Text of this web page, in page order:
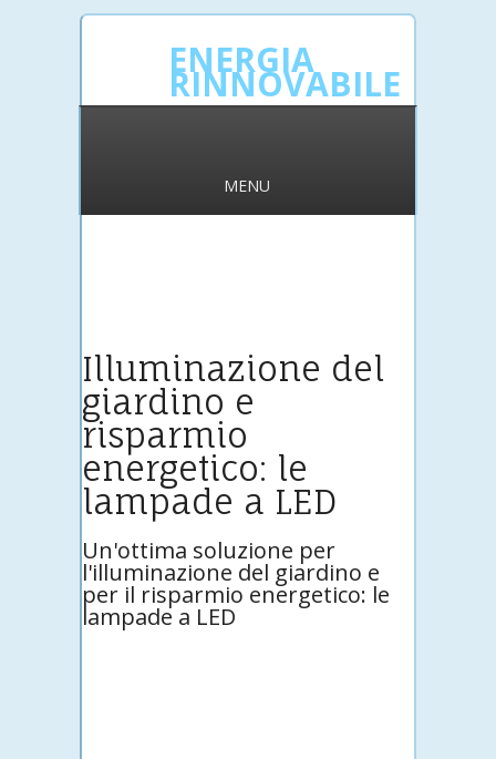
ENERGIA
RINNOVABILE
MENU
Illuminazione del
giardino e
risparmio
energetico: le
lampade a LED
Un'ottima soluzione per
l'illuminazione del giardino e
per il risparmio energetico: le
lampade a LED